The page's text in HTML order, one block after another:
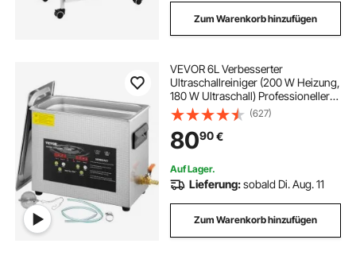
Zum Warenkorb hinzufügen
VEVOR 6L Verbesserter
Ultraschallreiniger (200 W Heizung,
180 W Ultraschall) Professioneller
digitaler Labor-Ultraschall-
Teilereiniger mit Heizungstimer für
die Reinigung von Schmuck, Brillen
(627)
8090€
Auf Lager.
Lieferung:sobald Di. Aug. 11
Zum Warenkorb hinzufügen